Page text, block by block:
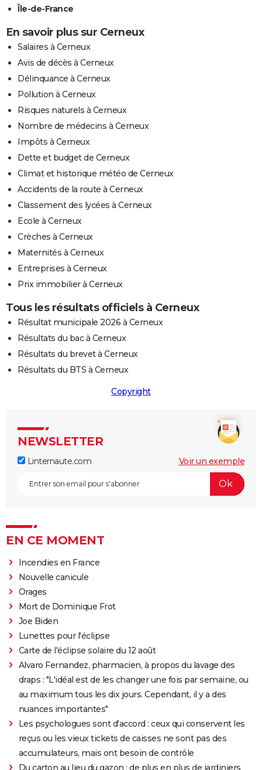
Île-de-France
En savoir plus sur Cerneux
Salaires à Cerneux
Avis de décès à Cerneux
Délinquance à Cerneux
Pollution à Cerneux
Risques naturels à Cerneux
Nombre de médecins à Cerneux
Impôts à Cerneux
Dette et budget de Cerneux
Climat et historique météo de Cerneux
Accidents de la route à Cerneux
Classement des lycées à Cerneux
Ecole à Cerneux
Crèches à Cerneux
Maternités à Cerneux
Entreprises à Cerneux
Prix immobilier à Cerneux
Tous les résultats officiels à Cerneux
Résultat municipale 2026 à Cerneux
Résultats du bac à Cerneux
Résultats du brevet à Cerneux
Résultats du BTS à Cerneux
Copyright
NEWSLETTER
Linternaute.com Voir un exemple
EN CE MOMENT
Incendies en France
Nouvelle canicule
Orages
Mort de Dominique Frot
Joe Biden
Lunettes pour l'éclipse
Carte de l'éclipse solaire du 12 août
Alvaro Fernandez, pharmacien, à propos du lavage des
draps : "L'idéal est de les changer une fois par semaine, ou
au maximum tous les dix jours. Cependant, il y a des
nuances importantes"
Les psychologues sont d'accord : ceux qui conservent les
reçus ou les vieux tickets de caisses ne sont pas des
accumulateurs, mais ont besoin de contrôle
Du carton au lieu du gazon : de plus en plus de jardiniers